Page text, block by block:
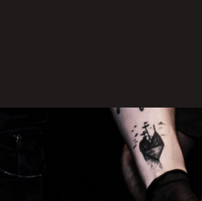
align="aligncenter"